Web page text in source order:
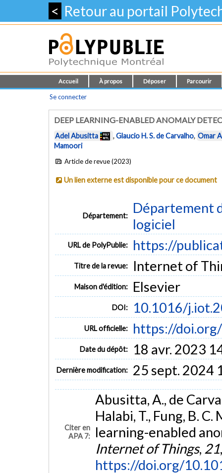
< Retour au portail
Accueil À propos Déposer Parcourir
Se connecter
DEEP LEARNING-ENABLED ANOMALY
Adel Abusitta ,Glaucio H. S. de Carvalho, Omar
Mamoori
Article de revue (2023)
Un lien externe est disponible pour ce document
Département:
Département
logiciel
URL de PolyPublie: https://
Titre de la revue: Internet of
Maison d'édition: Elsevier
DOI: 10.1016/
URL officielle: https://
Date du dépôt: 18 avr. 2023
Dernière modification: 25 sept. 2024
Citer en
APA 7:
Abusitta, A., de
Halabi, T., Fung, B.
learning-enabled
Internet of Things, 21
https://doi.org/